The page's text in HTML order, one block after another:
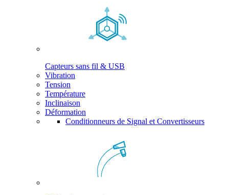
Capteurs sans fil & USB
Vibration
Tension
Température
Inclinaison
Déformation
Conditionneurs de Signal et Convertisseurs